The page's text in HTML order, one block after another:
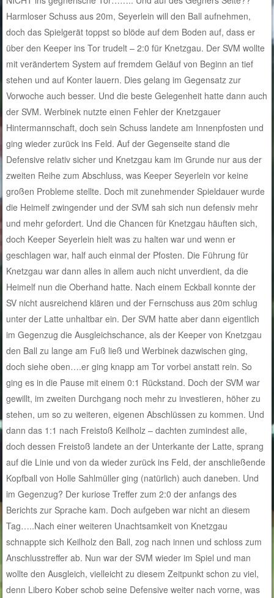
Harmloser Schuss aus 20m, Seyerlein will den Ball aufnehmen,
doch das Spielgerät toppst so blöde auf dem Boden auf, dass er
über den Keeper ins Tor trudelt – 2:0 für Knetzgau. Der SVM wollte
mit verändertem System auf fremdem Geläuf von Beginn an tief
stehen und auf Konter lauern. Dies gelang im Gegensatz zur
Vorwoche auch besser. Und die beste Gelegenheit hatte dann auch
der SVM. Werbinek nutzte einen Fehler der Knetzgauer
Hintermannschaft, doch sein Schuss landete am Innenpfosten und
ging wieder zurück ins Feld. Auf der Gegenseite stand die
Defensive relativ sicher und Knetzgau kam im Grunde nur aus der
zweiten Reihe zum Abschluss, was Keeper Seyerlein vor keine
großen Probleme stellte. Doch mit zunehmender Spieldauer wurde
die Heimelf zwingender und der SVM sah sich nun defensiv mehr
und mehr gefordert. Und die Chancen für Knetzgau häuften sich,
doch Keeper Seyerlein hielt was zu halten war und wenn er
geschlagen war, half auch einmal der Pfosten. Die Führung für
Knetzgau war dann alles in allem auch nicht unverdient, da die
Heimelf nun die Oberhand hatte. Nach einem Eckball konnte der
SV nicht ausreichend klären und der Fernschuss aus 20m schlug
unter der Latte unhaltbar ein. Der SVM hatte aber dann eigentlich
im Gegenzug die Ausgleichschance, als der Keeper von Knetzgau
den Ball zu lange am Fuß ließ und Werbinek dazwischen ging,
doch siehe oben….er ging knapp am Tor vorbei anstatt rein. So
ging es in die Pause mit einem 0:1 Rückstand. Doch der SVM war
gewillt, im zweiten Durchgang noch mehr zu investieren, höher zu
stehen, um so zu weiteren, eigenen Abschlüssen zu kommen. Und
dann das 1:1 nach Freistoß Keilholz – dachten zumindest alle,
doch dessen Freistoß landete an der Unterkante der Latte, sprang
auf die Linie und von da wieder zurück ins Feld, der anschließende
Kopfball von Holle Sahlmüller ging (natürlich) auch daneben. Und
im Gegenzug? Der kuriose Treffer zum 2:0 der anfangs des
Berichts zur Sprache kam. Doch aufgeben war nicht an diesem
Tag…..Nach einer weiteren Unachtsamkeit von Knetzgau
schnappte sich Keilholz den Ball, zog nach innen und schloss zum
Anschlusstreffer ab. Nun war der SVM wieder im Spiel und man
wollte den Ausgleich, vielleicht zu diesem Zeitpunkt schon zu viel,
denn Libero Kober schob seine Defensive weiter nach vorne, was